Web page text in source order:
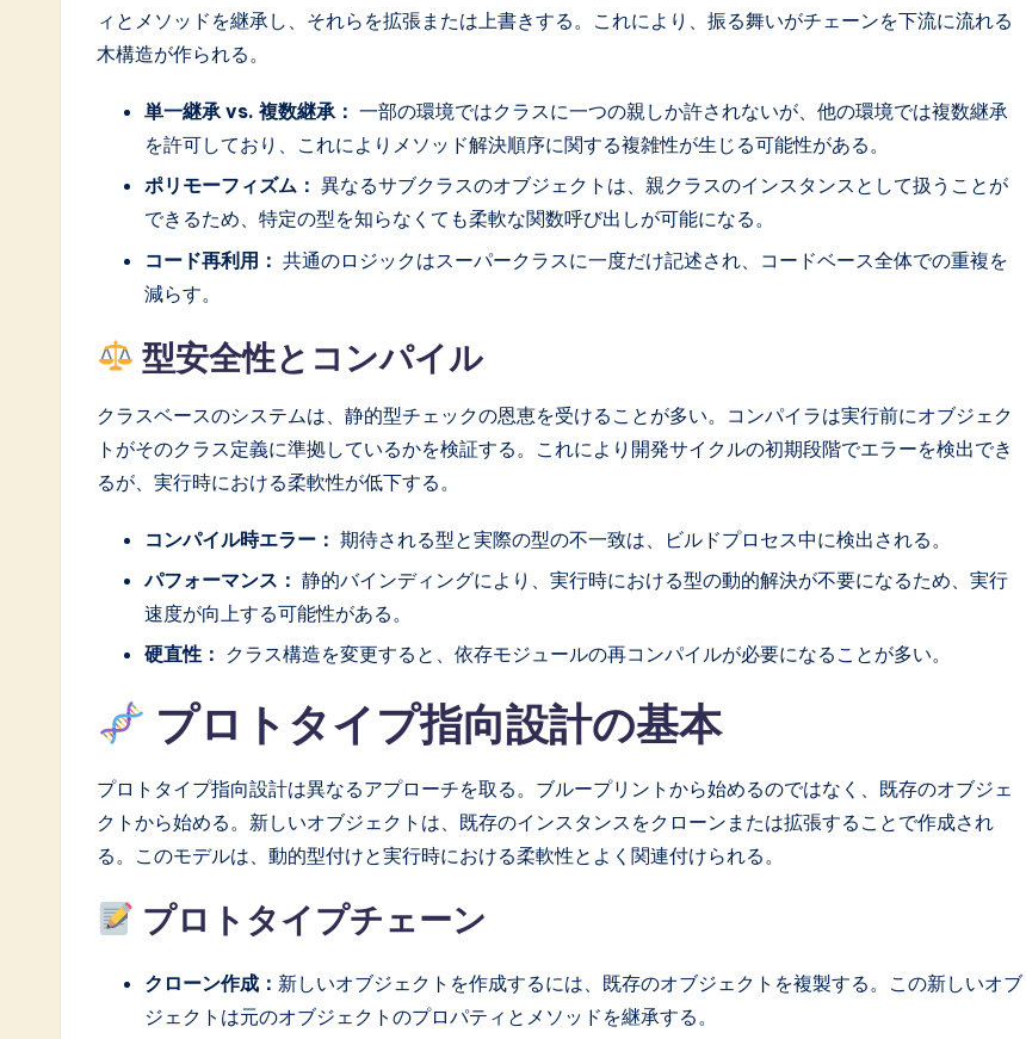
ィとメソッドを継承し、それらを拡張または上書きする。これにより、振る舞いがチェーンを下流に流れる
木構造が作られる。
単一継承 vs. 複数継承： 一部の環境ではクラスに一つの親しか許されないが、他の環境では複数継承
を許可しており、これによりメソッド解決順序に関する複雑性が生じる可能性がある。
ポリモーフィズム： 異なるサブクラスのオブジェクトは、親クラスのインスタンスとして扱うことが
できるため、特定の型を知らなくても柔軟な関数呼び出しが可能になる。
コード再利用： 共通のロジックはスーパークラスに一度だけ記述され、コードベース全体での重複を
減らす。
型安全性とコンパイル
クラスベースのシステムは、静的型チェックの恩恵を受けることが多い。コンパイラは実行前にオブジェク
トがそのクラス定義に準拠しているかを検証する。これにより開発サイクルの初期段階でエラーを検出でき
るが、実行時における柔軟性が低下する。
コンパイル時エラー： 期待される型と実際の型の不一致は、ビルドプロセス中に検出される。
パフォーマンス： 静的バインディングにより、実行時における型の動的解決が不要になるため、実行
速度が向上する可能性がある。
硬直性： クラス構造を変更すると、依存モジュールの再コンパイルが必要になることが多い。
プロトタイプ指向設計の基本
プロトタイプ指向設計は異なるアプローチを取る。ブループリントから始めるのではなく、既存のオブジェ
クトから始める。新しいオブジェクトは、既存のインスタンスをクローンまたは拡張することで作成され
る。このモデルは、動的型付けと実行時における柔軟性とよく関連付けられる。
プロトタイプチェーン
クローン作成： 新しいオブジェクトを作成するには、既存のオブジェクトを複製する。この新しいオブ
ジェクトは元のオブジェクトのプロパティとメソッドを継承する。